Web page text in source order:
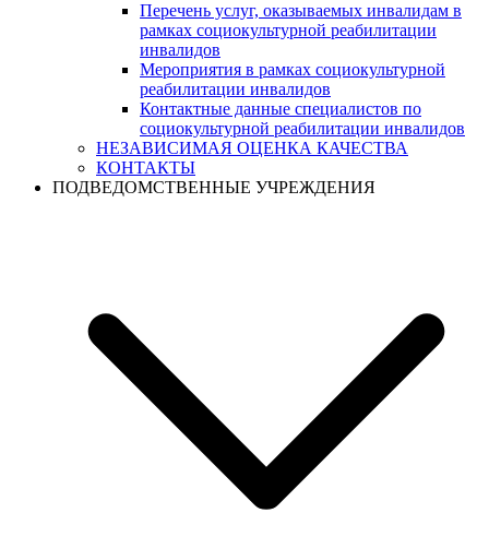
Перечень услуг, оказываемых инвалидам в
рамках социокультурной реабилитации
инвалидов
Мероприятия в рамках социокультурной
реабилитации инвалидов
Контактные данные специалистов по
социокультурной реабилитации инвалидов
НЕЗАВИСИМАЯ ОЦЕНКА КАЧЕСТВА
КОНТАКТЫ
ПОДВЕДОМСТВЕННЫЕ УЧРЕЖДЕНИЯ